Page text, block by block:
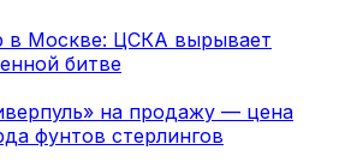
в Москве: ЦСКА вырывает
битве
на продажу — цена
фунтов стерлингов